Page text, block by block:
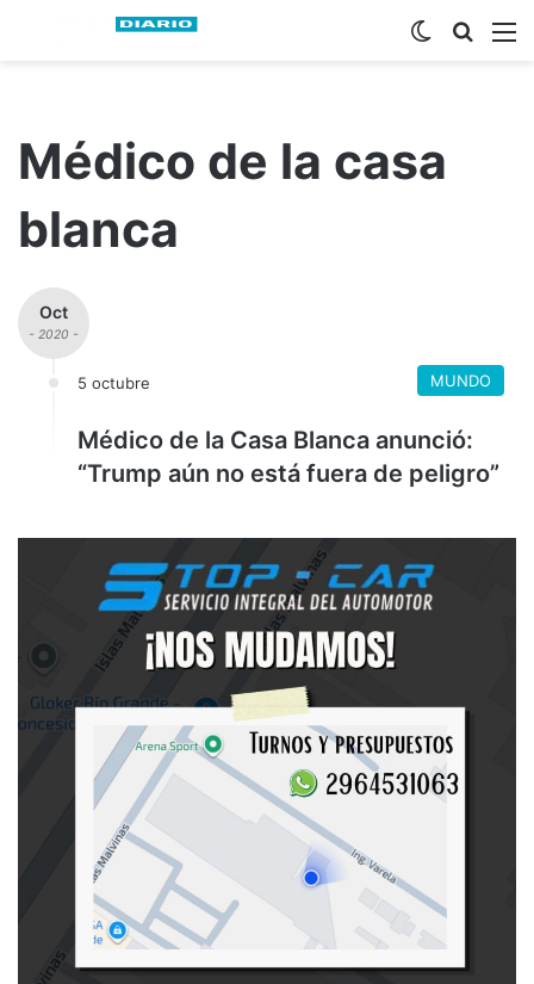
Buscar
Switch skin
Médico de la casa
blanca
Oct
- 2020 -
5 octubre MUNDO
Médico de la Casa Blanca anunció:
“Trump aún no está fuera de peligro”